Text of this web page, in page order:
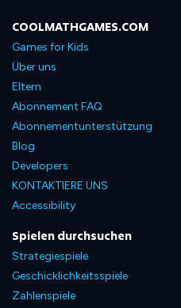
COOLMATHGAMES.COM
Games for Kids
Über uns
Eltern
Abonnement FAQ
Abonnementunterstützung
Blog
Developers
KONTAKTIERE UNS
Accessibility
Spielen durchsuchen
Strategiespiele
Geschicklichkeitsspiele
Zahlenspiele